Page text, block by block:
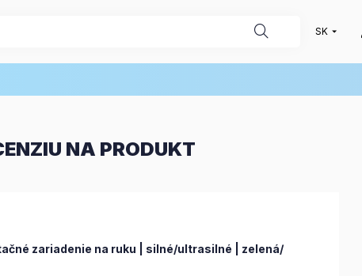
NA PRODUKT
zariadenie na ruku | silné/ultrasilné | zelená/